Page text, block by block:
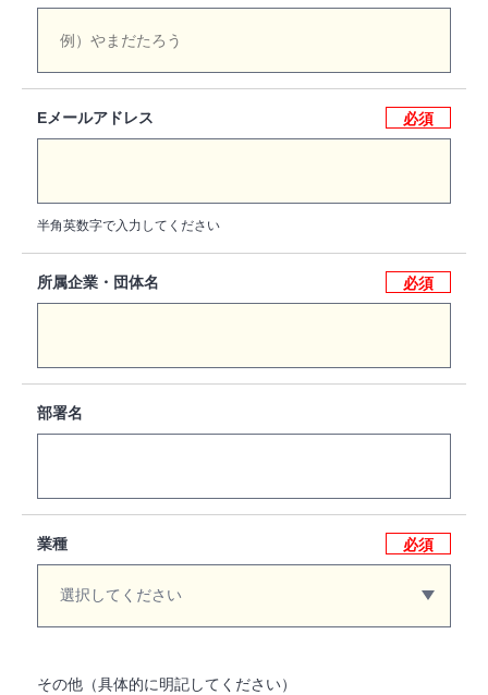
Eメールアドレス 必須
半角英数字で入力してください
所属企業・団体名 必須
部署名
業種 必須
その他（具体的に明記してください）